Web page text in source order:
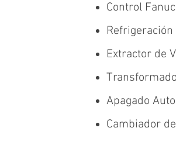
Control
Extractor de
Apagado
Cambiador